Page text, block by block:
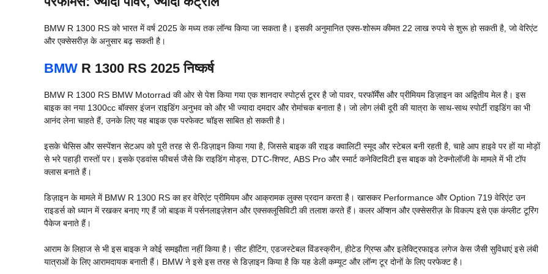
BMW R 1300 RS को भारत में वर्ष 2025 के मध्य तक लॉन्च किया जा सकता है। इसकी अनुमानित एक्स-शोरूम कीमत 22 लाख रुपये से शुरू हो सकती है, जो वेरिएंट
और एक्सेसरीज़ के अनुसार बढ़ सकती है।
BMW R 1300 RS 2025निष्कर्ष
BMW R 1300 RS BMW Motorrad की ओर से पेश किया गया एक शानदार स्पोर्ट्स टूरर है जो पावर, परफॉर्मेंस और प्रीमियम डिज़ाइन का अद्वितीय मेल है। इस
बाइक का नया 1300cc बॉक्सर इंजन राइडिंग अनुभव को और भी ज्यादा दमदार और रोमांचक बनाता है। जो लोग लंबी दूरी की यात्रा के साथ-साथ स्पोर्टी राइडिंग का भी
आनंद लेना चाहते हैं, उनके लिए यह बाइक एक परफेक्ट चॉइस साबित हो सकती है।
इसके चेसिस और सस्पेंशन सेटअप को पूरी तरह से री-डिज़ाइन किया गया है, जिससे बाइक की राइड क्वालिटी स्मूद और स्टेबल बनी रहती है, चाहे आप हाइवे पर हों या मोड़ों
से भरे पहाड़ी रास्तों पर। इसके एडवांस फीचर्स जैसे कि राइडिंग मोड्स, DTC-शिफ्ट, ABS Pro और स्मार्ट कनेक्टिविटी इस बाइक को टेक्नोलॉजी के मामले में भी टॉप
क्लास बनाते हैं।
डिज़ाइन के मामले में BMW R 1300 RS का हर वेरिएंट प्रीमियम और आक्रामक लुक्स प्रदान करता है। खासकर Performance और Option 719 वेरिएंट उन
राइडर्स को ध्यान में रखकर बनाए गए हैं जो बाइक में पर्सनलाइज़ेशन और एक्सक्लूसिविटी की तलाश करते हैं। कलर ऑप्शन और एक्सेसरीज़ के विकल्प इसे एक कंप्लीट टूरिंग
पैकेज बनाते हैं।
आराम के लिहाज से भी इस बाइक ने कोई समझौता नहीं किया है। सीट हीटिंग, एडजस्टेबल विंडस्क्रीन, हीटेड ग्रिप्स और इलेक्ट्रिफाइड लगेज केस जैसी सुविधाएं इसे लंबी
यात्राओं के लिए आरामदायक बनाती हैं। BMW ने इसे इस तरह से डिज़ाइन किया है कि यह डेली कम्यूट और लॉन्ग टूर दोनों के लिए परफेक्ट है।